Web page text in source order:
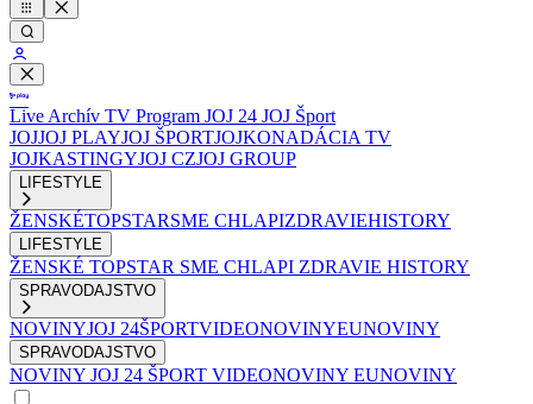
Live Archív TV Program JOJ 24 JOJ Šport
JOJJOJ PLAYJOJ ŠPORTJOJKONADÁCIA TV
JOJKASTINGYJOJ CZJOJ GROUP
LIFESTYLE
ŽENSKÉTOPSTARSME CHLAPIZDRAVIEHISTORY
LIFESTYLE
ŽENSKÉ TOPSTAR SME CHLAPI ZDRAVIE HISTORY
SPRAVODAJSTVO
NOVINYJOJ 24ŠPORTVIDEONOVINYEUNOVINY
SPRAVODAJSTVO
NOVINY JOJ 24 ŠPORT VIDEONOVINY EUNOVINY